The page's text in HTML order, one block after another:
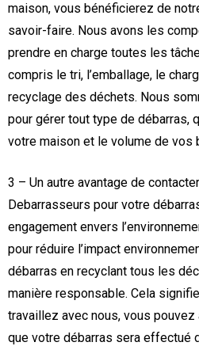
maison, vous bénéficierez de
savoir-faire. Nous avons les
prendre en charge toutes les
compris le tri, l’emballage, le
recyclage des déchets. Nous
pour gérer tout type de débarras,
votre maison et le volume de vos
3 – Un autre avantage de
Debarrasseurs pour votre
engagement envers
pour réduire l’impact
débarras en recyclant tous les
manière responsable. Cela
travaillez avec nous, vous
que votre débarras sera effectué